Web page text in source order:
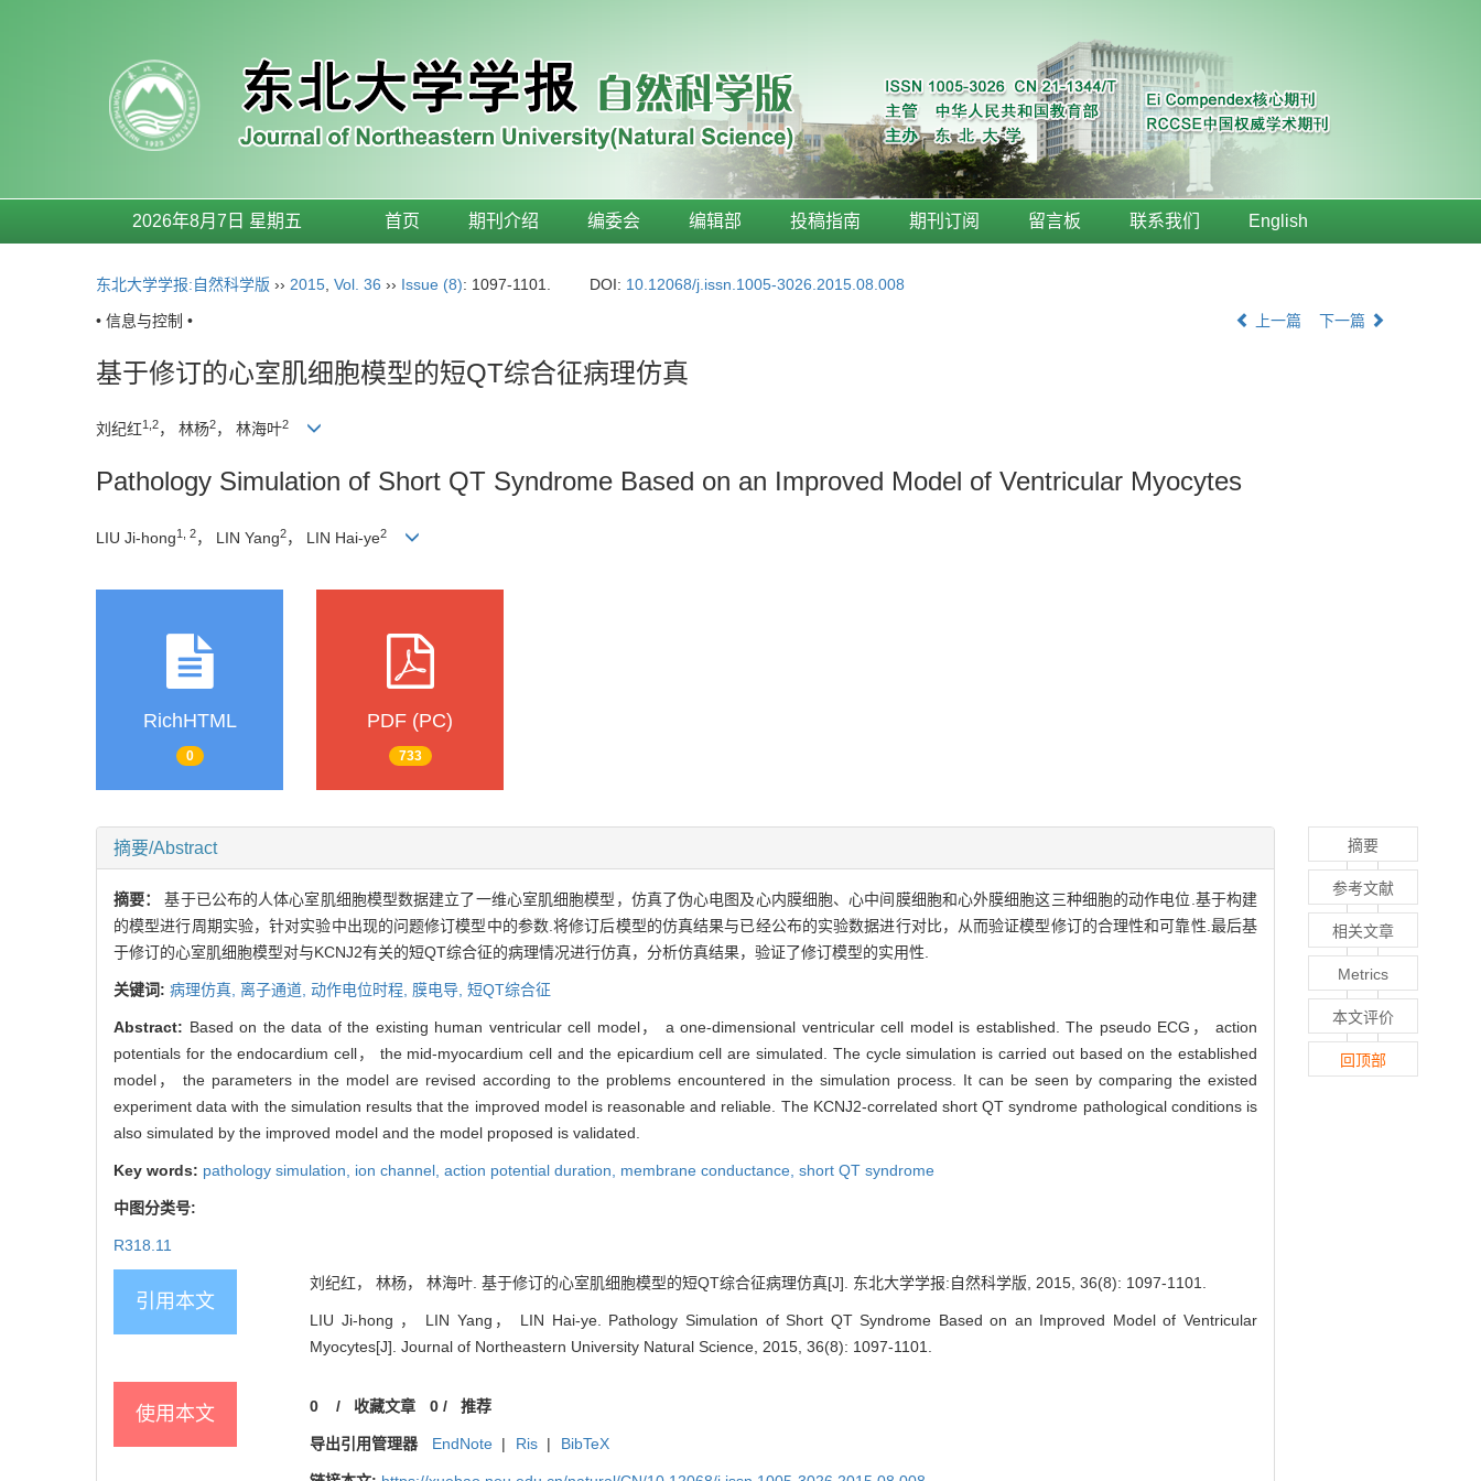
2026年8月7日 星期五 首页 期刊介绍 编委会 编辑部 投稿指南 期刊订阅 留言板 联系我们 English
东北大学学报:自然科学版 ›› 2015 Vol. 36 ›› Issue (8): 1097-1101. DOI: 10.12068/j.issn.1005-3026.2015.08.008
• 信息与控制 • 上一篇 下一篇
基于修订的心室肌细胞模型的短QT综合征病理仿真
刘纪红1,2， 林杨2， 林海叶2
Pathology Simulation of Short QT Syndrome Based on an Improved Model of Ventricular Myocytes
LIU Ji-hong1, 2， LIN Yang2， LIN Hai-ye2
RichHTML
0
PDF (PC)
733
摘要/Abstract
摘要：基于已公布的人体心室肌细胞模型数据建立了一维心室肌细胞模型，仿真了伪心电图及心内膜细胞、心中间膜细胞和心外膜细胞这三种细胞的动作电位.基于构建
的模型进行周期实验，针对实验中出现的问题修订模型中的参数.将修订后模型的仿真结果与已经公布的实验数据进行对比，从而验证模型修订的合理性和可靠性.最后基
于修订的心室肌细胞模型对与KCNJ2有关的短QT综合征的病理情况进行仿真，分析仿真结果，验证了修订模型的实用性.
关键词: 病理仿真, 离子通道, 动作电位时程, 膜电导, 短QT综合征
Abstract: Based on the data of the existing human ventricular cell model， a one-dimensional ventricular cell model is established. The pseudo ECG， action
potentials for the endocardium cell， the mid-myocardium cell and the epicardium cell are simulated. The cycle simulation is carried out based on the established
model， the parameters in the model are revised according to the problems encountered in the simulation process. It can be seen by comparing the existed
experiment data with the simulation results that the improved model is reasonable and reliable. The KCNJ2-correlated short QT syndrome pathological conditions is
also simulated by the improved model and the model proposed is validated.
Key words: pathology simulation, ion channel, action potential duration, membrane conductance, short QT syndrome
中图分类号:
R318.11
引用本文
刘纪红， 林杨， 林海叶. 基于修订的心室肌细胞模型的短QT综合征病理仿真[J]. 东北大学学报:自然科学版, 2015, 36(8): 1097-1101.
LIU Ji-hong ， LIN Yang， LIN Hai-ye. Pathology Simulation of Short QT Syndrome Based on an Improved Model of Ventricular
Myocytes[J]. Journal of Northeastern University Natural Science, 2015, 36(8): 1097-1101.
使用本文 0 / 收藏文章 0/ 推荐
导出引用管理器 EndNote | Ris | BibTeX
摘要
参考文献
相关文章
Metrics
本文评价
回顶部